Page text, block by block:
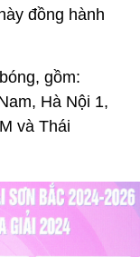
đồng hành
gồm:
Hà Nội 1,
và Thái